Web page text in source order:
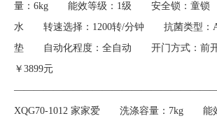
量：6kg 能效等级：1级 安全锁：童锁
水 转速选择：1200转/分钟 抗菌类型：
垫 自动化程度：全自动 开门方式：前
￥3899元
XQG70-1012 家家爱 洗涤容量：7kg